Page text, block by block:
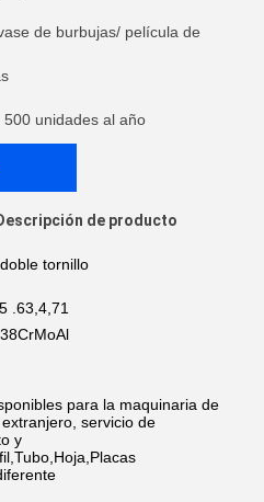
de burbujas/ película de
unidades al año
de producto
tornillo
.63,4,71
para la maquinaria de
servicio de
y